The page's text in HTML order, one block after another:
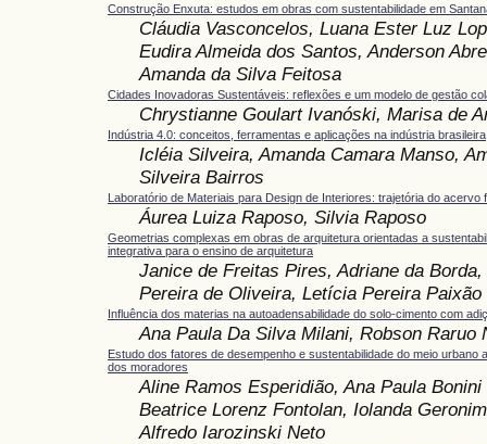
Construção Enxuta: estudos em obras com sustentabilidade em
Cláudia Vasconcelos, Luana Ester Luz
Eudira Almeida dos Santos, Anderson
Amanda da Silva Feitosa
Cidades Inovadoras Sustentáveis: reflexões e um modelo de gestão
Chrystianne Goulart Ivanóski, Marisa de
Indústria 4.0: conceitos, ferramentas e aplicações na indústria brasileira
Icléia Silveira, Amanda Camara Manso,
Silveira Bairros
Laboratório de Materiais para Design de Interiores: trajetória do acervo
Áurea Luiza Raposo, Silvia Raposo
Geometrias complexas em obras de arquitetura orientadas a
integrativa para o ensino de arquitetura
Janice de Freitas Pires, Adriane da Borda,
Pereira de Oliveira, Letícia Pereira Paixão
Influência dos materias na autoadensabilidade do solo-cimento com
Ana Paula Da Silva Milani, Robson Raruo
Estudo dos fatores de desempenho e sustentabilidade do meio urbano
dos moradores
Aline Ramos Esperidião, Ana Paula Bonini
Beatrice Lorenz Fontolan, Iolanda
Alfredo Iarozinski Neto